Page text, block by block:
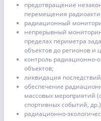
предотвращение
перемещения
радиационный
непрерывный
пределах периметра
объектов до регионов и
контроль
объектов;
ликвидация
обеспечение
массовых мероприятий
спортивных событий,
радиационно-